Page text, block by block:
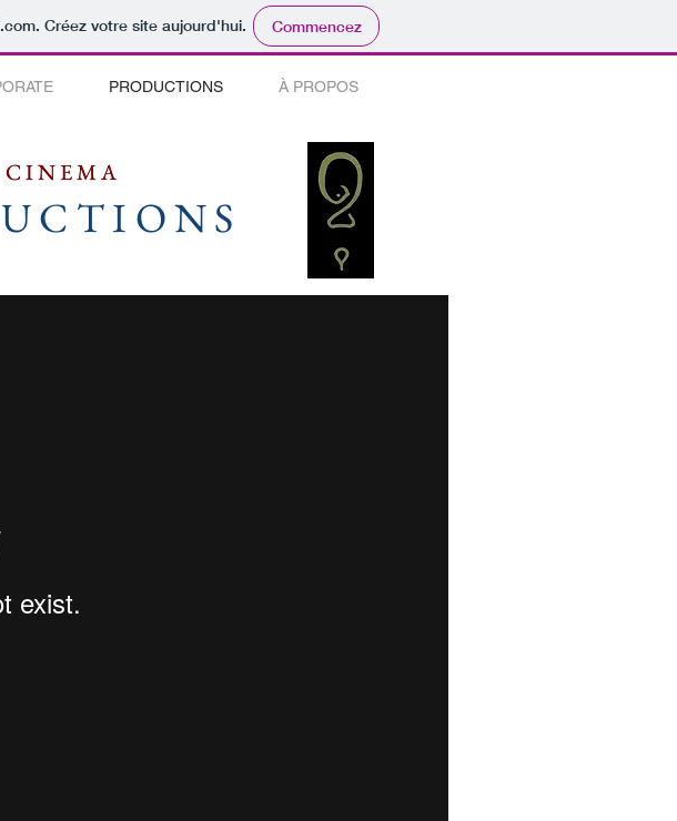
.com. Créez votre site aujourd'hui. Commencez
PRODUCTIONS À PROPOS